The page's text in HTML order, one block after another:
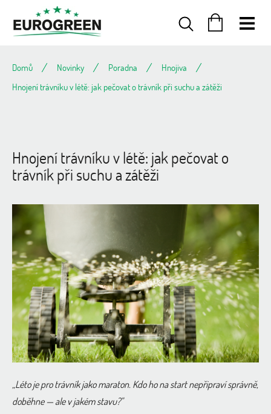
obsah
Domů Novinky Poradna
Hnojiva
Hnojení trávníku v létě: jak pečovat o trávník při suchu a zátěži
Hnojení trávníku v létě: jak pečovat o
trávník při suchu a zátěži
„Léto je pro trávník jako maraton. Kdo ho na start nepřipraví správně,
doběhne — ale v jakém stavu?"